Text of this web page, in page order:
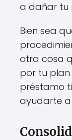
a dañar tu
Bien sea
otra cosa
por tu plan
préstamo
ayudarte